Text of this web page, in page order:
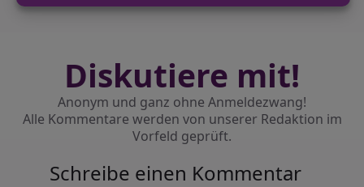
Diskutiere mit!
Anonym und ganz ohne Anmeldezwang!
Alle Kommentare werden von unserer Redaktion im
Vorfeld geprüft.
Schreibe einen Kommentar